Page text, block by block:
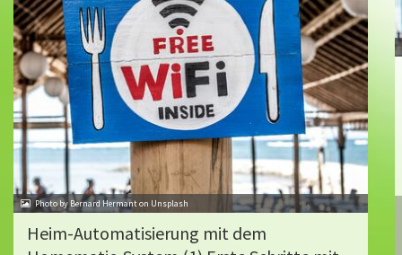
Photo by Bernard Hermant on Unsplash
Heim-Automatisierung mit dem